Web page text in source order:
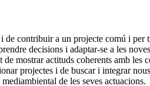
de contribuir a un projecte comú i
decisions i adaptar-se a les
mostrar actituds coherents amb les
projectes i de buscar i integrar
de les seves actuacions.